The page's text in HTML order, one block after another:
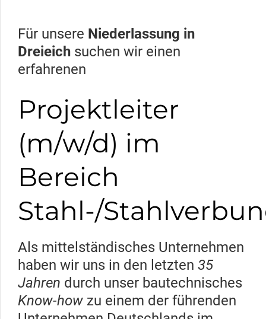
Für unsere Niederlassung in
Dreieich suchen wir einen
erfahrenen
Projektleiter
(m/w/d) im
Bereich
Stahl-/
Als mittelständisches Unternehmen
haben wir uns in den letzten 35
Jahren durch unser bautechnisches
Know-how zu einem der führenden